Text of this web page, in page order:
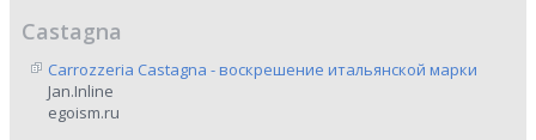
Castagna
Carrozzeria Castagna - воскрешение итальянской марки
Jan.Inline
egoism.ru